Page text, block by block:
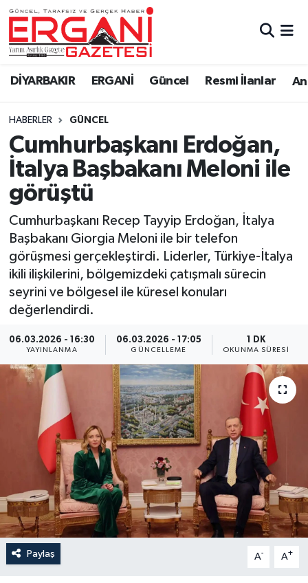
DİYARBAKIR ERGANİ Güncel Resmi İlanlar
HABERLER GÜNCEL
Cumhurbaşkanı Erdoğan,
İtalya Başbakanı Meloni ile
görüştü
Cumhurbaşkanı Recep Tayyip Erdoğan, İtalya
Başbakanı Giorgia Meloni ile bir telefon
görüşmesi gerçekleştirdi. Liderler, Türkiye-İtalya
ikili ilişkilerini, bölgemizdeki çatışmalı sürecin
seyrini ve bölgesel ile küresel konuları
değerlendirdi.
06.03.2026 - 16:30
YAYINLANMA
06.03.2026 - 17:05
GÜNCELLEME
1 DK
OKUNMA SÜRESI
Paylaş A- A+
DİYARBAKIR
BİSMİL
BAĞLAR
ERGANİ
Güncel
Eği̇ti̇m
Resmi İlanlar
Sağlık
Si̇yaset
Spor
Anali̇z
Bi̇li̇m & Teknoloji̇
Dünya
Eği̇ti̇m
Ergani Nöbetçi Eczaneler
Ergani Hava Durumu
Ergani Trafik Yoğunluk Haritası
Süper Lig Puan Durumu ve Fikstür
Tüm Manşetler
Son Dakika Haberleri
Haber Arşivi